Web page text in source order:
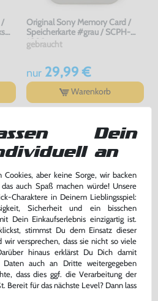
/
Original Sony Memory Card /
Speicherkarte #grau / SCPH-
1020
gebraucht
nur29,99 €
Warenkorb
Zubehör Set: AV Cinchkabel &
Netzkabel
gebraucht
nur 7,99 €
Dein
an
aber keine Sorge, wir backen
auch Spaß machen würde! Unsere
Charaktere in Deinem Lieblingsspiel:
Sicherheit und ein bisschen
Dein Einkaufserlebnis einzigartig ist.
stimmst Du dem Einsatz dieser
versprechen, dass sie nicht so viele
hinaus erklärst Du Dich damit
Daten auch an Dritte weitergegeben
dass dies ggf. die Verarbeitung der
Bereit für das nächste Level? Dann lass